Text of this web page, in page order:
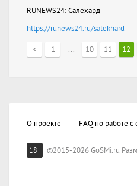
RUNEWS24: Салехард
https://runews24.ru/salekhard
< 1 ... 10 11 12
О проекте FAQ по работе с
18 ©2015-2026 GoSMi.ru